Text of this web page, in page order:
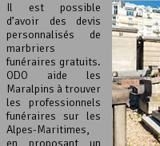
Il est possible
d’avoir des devis
personnalisés de
marbriers
funéraires gratuits.
ODO aide les
Maralpins à trouver
les professionnels
funéraires sur les
Alpes-Maritimes,
en proposant un